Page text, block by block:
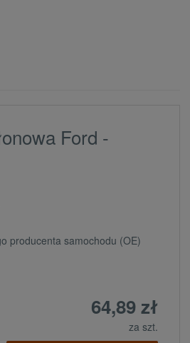
Ford -
producenta samochodu (OE)
64,89 zł
za szt.